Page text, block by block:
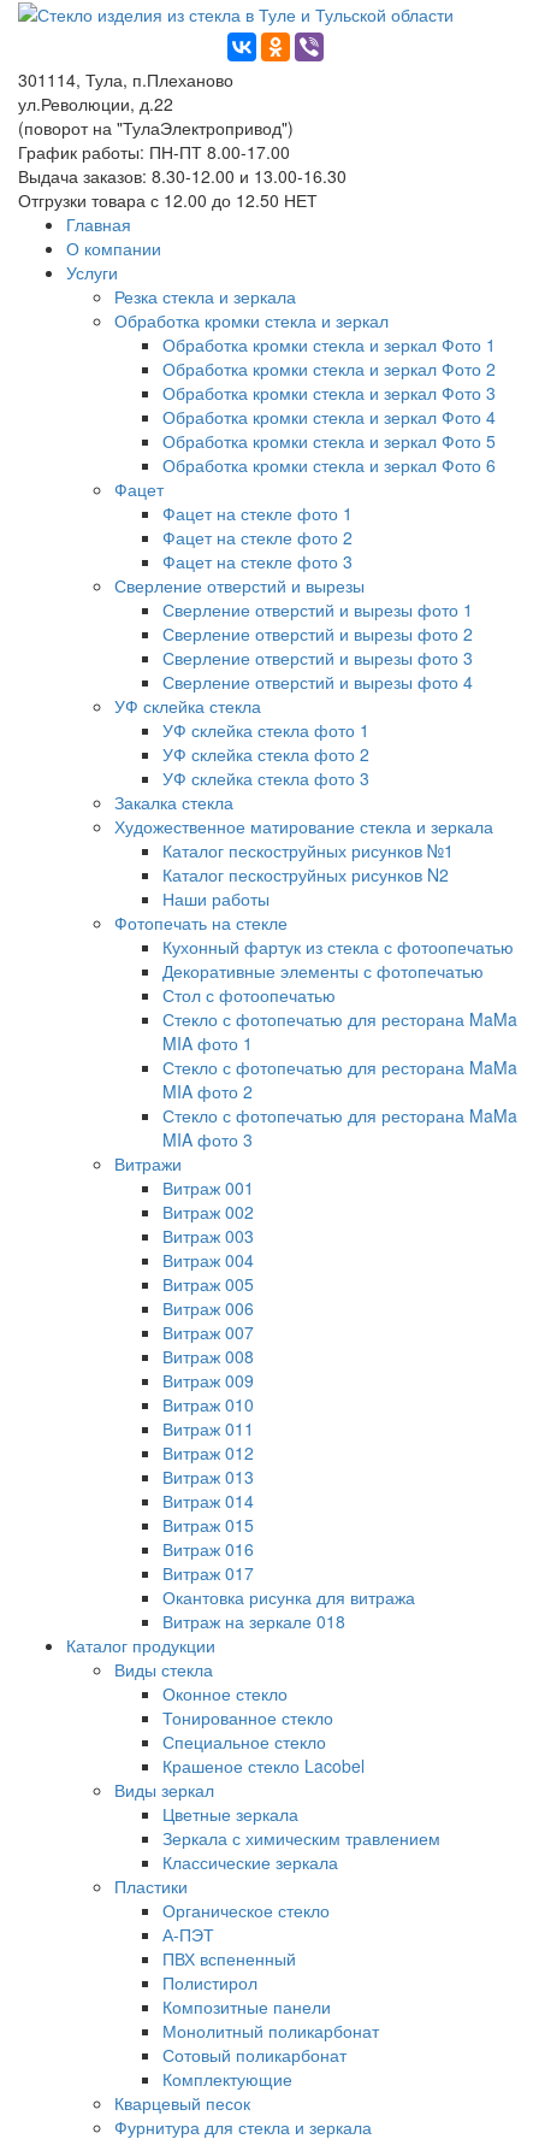
301114, Тула, п.Плеханово
ул.Революции, д.22
(поворот на "ТулаЭлектропривод")
График работы: ПН-ПТ 8.00-17.00
Выдача заказов: 8.30-12.00 и 13.00-16.30
Отгрузки товара с 12.00 до 12.50 НЕТ
Главная
О компании
Услуги
Резка стекла и зеркала
Обработка кромки стекла и зеркал
Обработка кромки стекла и зеркал Фото 1
Обработка кромки стекла и зеркал Фото 2
Обработка кромки стекла и зеркал Фото 3
Обработка кромки стекла и зеркал Фото 4
Обработка кромки стекла и зеркал Фото 5
Обработка кромки стекла и зеркал Фото 6
Фацет
Фацет на стекле фото 1
Фацет на стекле фото 2
Фацет на стекле фото 3
Сверление отверстий и вырезы
Сверление отверстий и вырезы фото 1
Сверление отверстий и вырезы фото 2
Сверление отверстий и вырезы фото 3
Сверление отверстий и вырезы фото 4
УФ склейка стекла
УФ склейка стекла фото 1
УФ склейка стекла фото 2
УФ склейка стекла фото 3
Закалка стекла
Художественное матирование стекла и зеркала
Каталог пескоструйных рисунков №1
Каталог пескоструйных рисунков N2
Наши работы
Фотопечать на стекле
Кухонный фартук из стекла с фотоопечатью
Декоративные элементы с фотопечатью
Стол с фотоопечатью
Стекло с фотопечатью для ресторана MaMa
MIA фото 1
Стекло с фотопечатью для ресторана MaMa
MIA фото 2
Стекло с фотопечатью для ресторана MaMa
MIA фото 3
Витражи
Витраж 001
Витраж 002
Витраж 003
Витраж 004
Витраж 005
Витраж 006
Витраж 007
Витраж 008
Витраж 009
Витраж 010
Витраж 011
Витраж 012
Витраж 013
Витраж 014
Витраж 015
Витраж 016
Витраж 017
Окантовка рисунка для витража
Витраж на зеркале 018
Каталог продукции
Виды стекла
Оконное стекло
Тонированное стекло
Специальное стекло
Крашеное стекло Lacobel
Виды зеркал
Цветные зеркала
Зеркала с химическим травлением
Классические зеркала
Пластики
Органическое стекло
А-ПЭТ
ПВХ вспененный
Полистирол
Композитные панели
Монолитный поликарбонат
Сотовый поликарбонат
Комплектующие
Кварцевый песок
Фурнитура для стекла и зеркала